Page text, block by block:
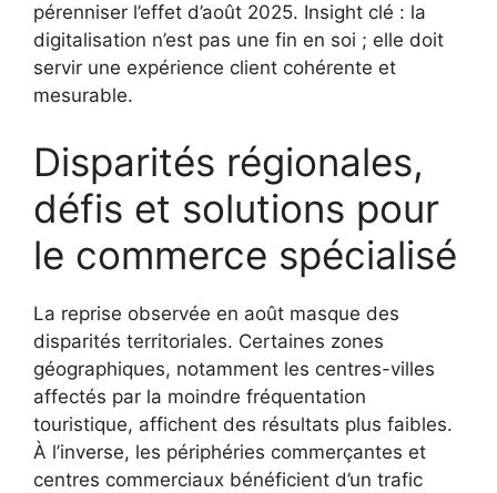
pérenniser l’effet d’août 2025. Insight clé : la
digitalisation n’est pas une fin en soi ; elle doit
servir une expérience client cohérente et
mesurable.
Disparités régionales,
défis et solutions pour
le commerce spécialisé
La reprise observée en août masque des
disparités territoriales. Certaines zones
géographiques, notamment les centres-villes
affectés par la moindre fréquentation
touristique, affichent des résultats plus faibles.
À l’inverse, les périphéries commerçantes et
centres commerciaux bénéficient d’un trafic